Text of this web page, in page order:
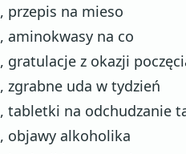
, przepis na mieso
, aminokwasy na co
, gratulacje z okazji
, zgrabne uda w tydzień
, tabletki na odchudzanie
, objawy alkoholika